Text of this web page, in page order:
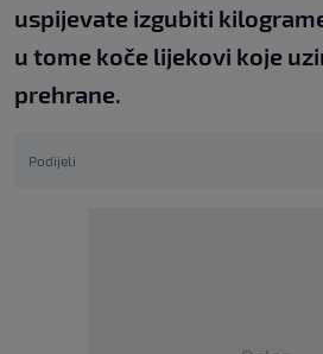
uspijevate izgubiti
u tome koče lijekovi koje
prehrane.
Podijeli